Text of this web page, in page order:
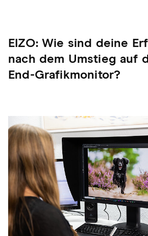
EIZO: Wie sind deine
nach dem Umstieg auf
End-Grafikmonitor?